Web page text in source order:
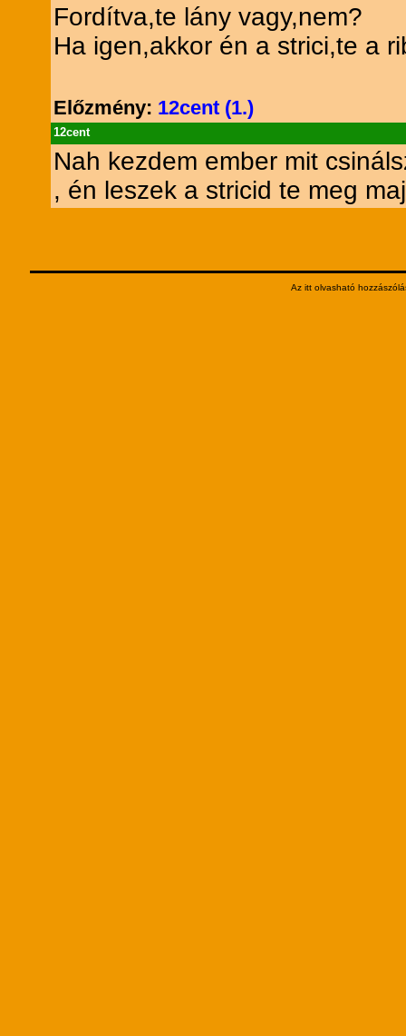
Fordítva,te lány vagy,nem?
Ha igen,akkor én a strici,te a
Előzmény: 12cent (1.)
12cent
Nah kezdem ember mit
, én leszek a stricid te meg
Az itt olvasható